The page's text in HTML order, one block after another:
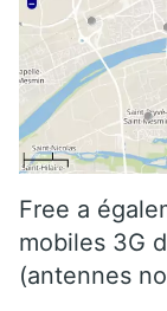
Free a
mobiles 3G
(antennes